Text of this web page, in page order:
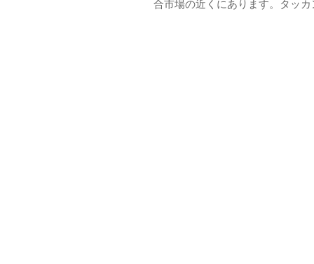
合市場の近くにあります。タッ